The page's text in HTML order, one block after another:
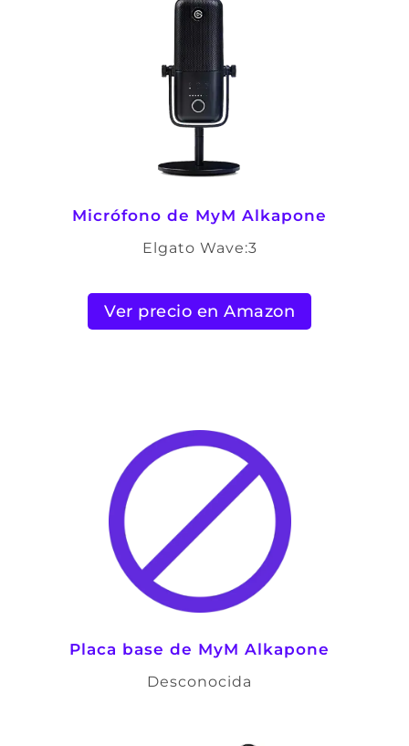
Micrófono de MyM Alkapone
Elgato Wave:3
Ver precio en Amazon
Placa base de MyM Alkapone
Desconocida